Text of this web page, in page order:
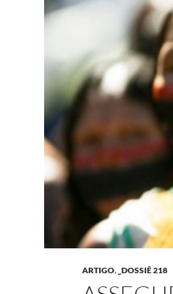
ARTIGO, _DOSSIÊ 218